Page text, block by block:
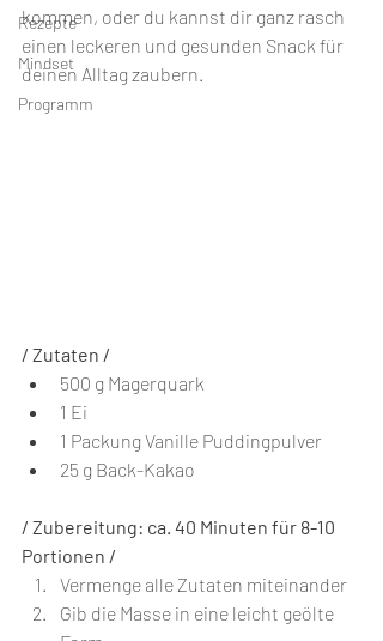
Rezepte
Mindset
Programm
kommen, oder du kannst dir ganz rasch
einen leckeren und gesunden Snack für
deinen Alltag zaubern.
/ Zutaten /
500 g Magerquark
1 Ei⁣
1 Packung Vanille Puddingpulver⁣
25 g Back-Kakao⁣
/ Zubereitung: ca. 40 Minuten für 8-10
Portionen /
Vermenge alle Zutaten miteinander⁣
Gib die Masse in eine leicht geölte